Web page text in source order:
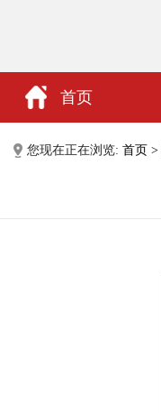
首页
政民互动
您现在正在浏览: 首页 >